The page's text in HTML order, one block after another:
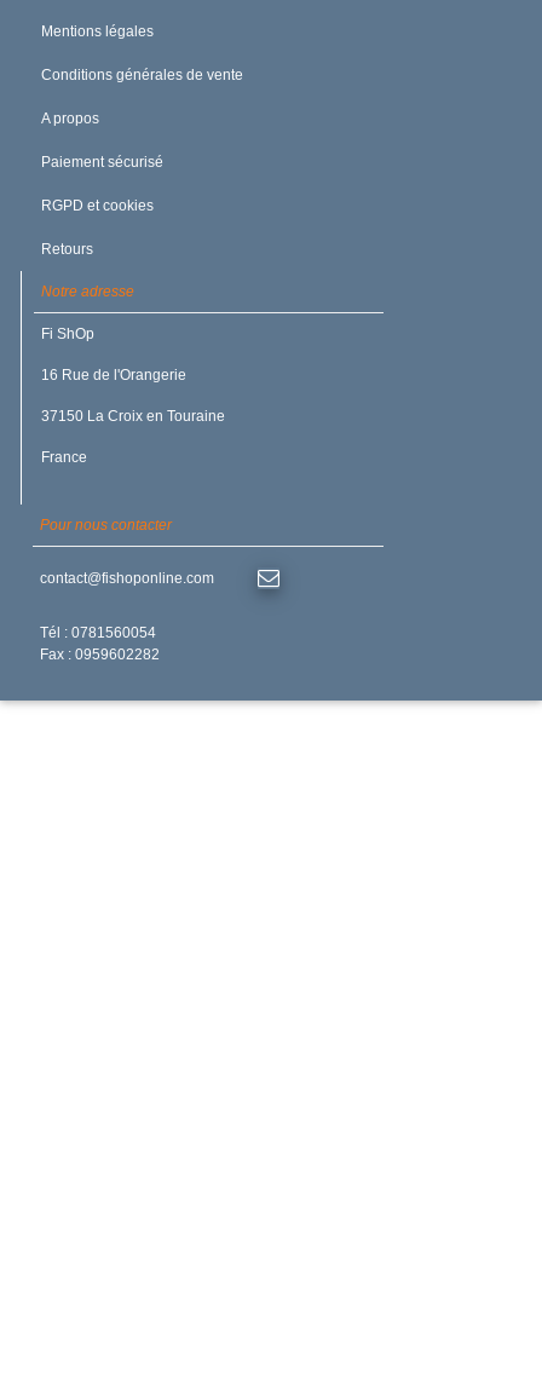
JOINT U / PISTON
NBR/Nitrile Noir 90
4.90 €
Mentions légales
Conditions générales de vente
A propos
Paiement sécurisé
RGPD et cookies
Retours
Notre adresse
Fi ShOp
16 Rue de l'Orangerie
37150 La Croix en Touraine
France
Pour nous contacter
contact@fishoponline.com
Tél : 0781560054
Fax : 0959602282